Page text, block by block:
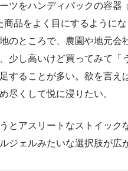
ツをハンディパックの容器
商品をよく目にするようにな
のところで、農園や地元会
少し高いけど買ってみて「
することが多い。欲を言え
尽くして悦に浸りたい。
とアスリートなストイック
ジェルみたいな選択肢が広